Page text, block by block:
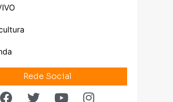
Rede Social